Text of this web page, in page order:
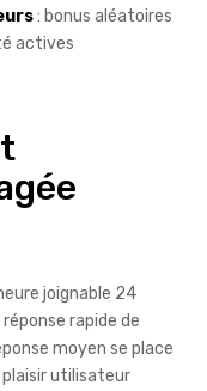
: bonus aléatoires
actives
joignable 24
rapide de
moyen se place
plaisir utilisateur